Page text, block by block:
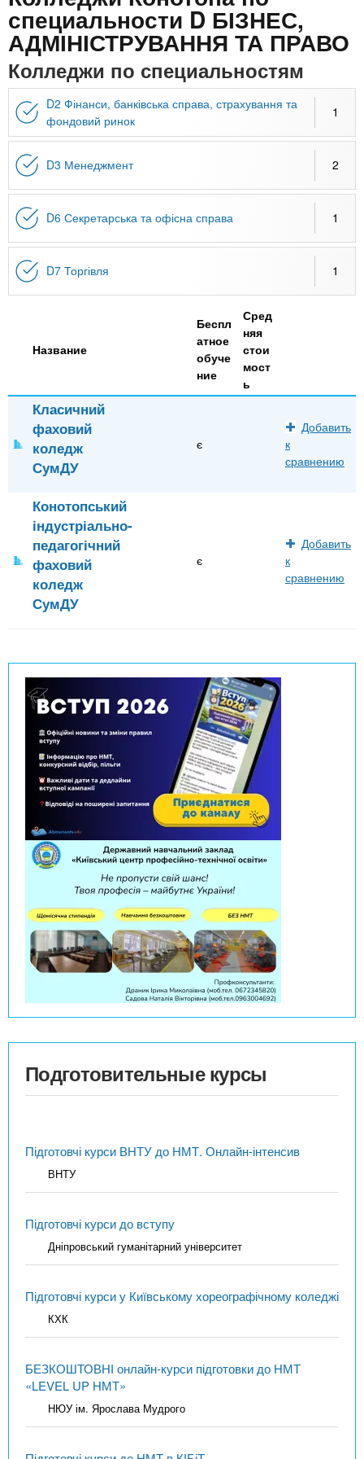
ю
n
t
s
.
i
n
f
o
х
з
а
в
е
и
Онлайн курсы
За рубежом
специальности D БІЗНЕС,
АДМІНІСТРУВАННЯ ТА ПРАВО
Колледжи по специальностям
D2 Фінанси, банківська справа, страхування та
фондовий ринок
1
D3 Менеджмент 2
D6 Секретарська та офісна справа 1
D7 Торгівля 1
Название
Беспл
атное
обуче
ние
Сред
няя
стои
мост
ь
Класичний
фаховий
коледж
СумДУ
є
Добавить
к
сравнению
Конотопський
індустріально-
педагогічний
фаховий
коледж
СумДУ
є
Добавить
к
сравнению
Подготовительные курсы
Підготовчі курси ВНТУ до НМТ. Онлайн-інтенсив
ВНТУ
Підготовчі курси до вступу
Дніпровський гуманітарний університет
Підготовчі курси у Київському хореографічному коледжі
КХК
БЕЗКОШТОВНІ онлайн-курси підготовки до НМТ
«LEVEL UP НМТ»
НЮУ ім. Ярослава Мудрого